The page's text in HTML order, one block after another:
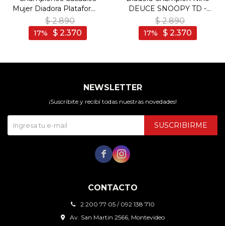
Mujer Diadora Plataforma
Bewen - Negro-Blanco
$ 2.890
$ 2.370
17
DEUCE SNOOPY TD -
Verde
$ 2.890
$ 2.370
17
CONTACTO
2 200 77 05 / 092 138 710
Av. San Martin 2566, Montevideo
NEWSLETTER
¡Suscribite y recibí todas nuestras novedades!
SUSCRIBIRME
 